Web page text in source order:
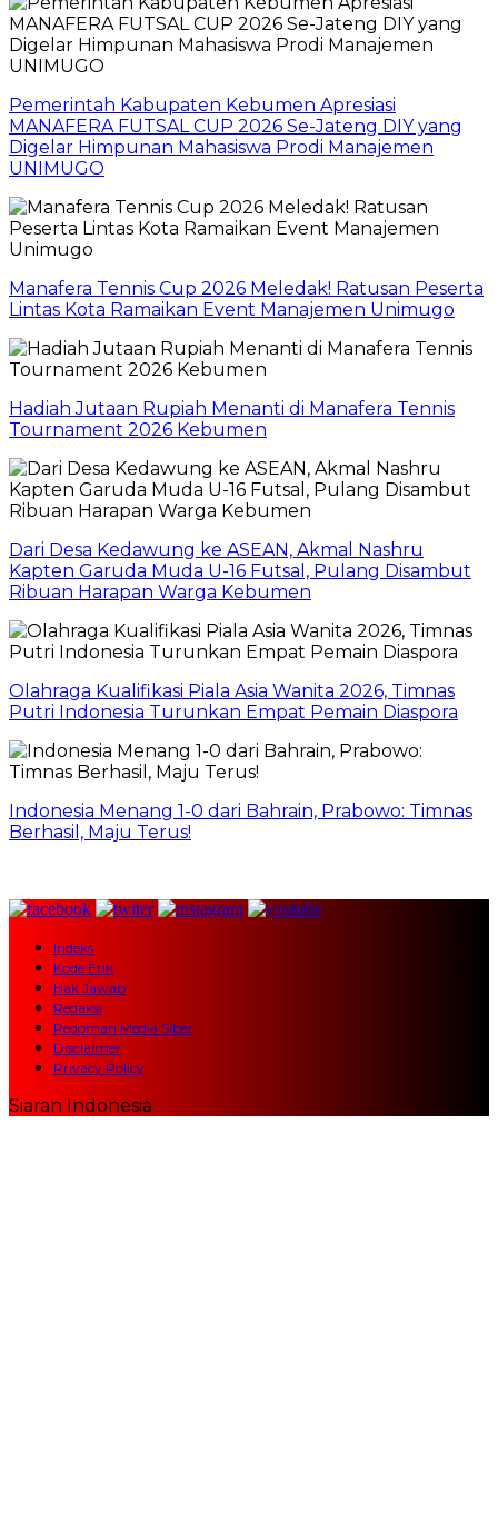
Pemerintah Kabupaten Kebumen Apresiasi
MANAFERA FUTSAL CUP 2026 Se-Jateng DIY yang
Digelar Himpunan Mahasiswa Prodi Manajemen
UNIMUGO
Manafera Tennis Cup 2026 Meledak! Ratusan Peserta
Lintas Kota Ramaikan Event Manajemen Unimugo
Hadiah Jutaan Rupiah Menanti di Manafera Tennis
Tournament 2026 Kebumen
Dari Desa Kedawung ke ASEAN, Akmal Nashru
Kapten Garuda Muda U-16 Futsal, Pulang Disambut
Ribuan Harapan Warga Kebumen
Olahraga Kualifikasi Piala Asia Wanita 2026, Timnas
Putri Indonesia Turunkan Empat Pemain Diaspora
Indonesia Menang 1-0 dari Bahrain, Prabowo: Timnas
Berhasil, Maju Terus!
Indeks
Kode Etik
Hak Jawab
Redaksi
Pedoman Media Siber
Disclaimer
Privacy Policy
Siaran Indonesia